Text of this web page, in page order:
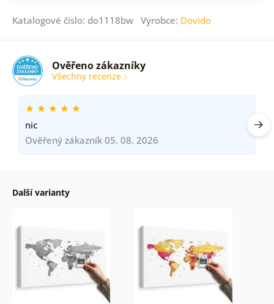
Katalogové číslo: do1118bw Výrobce: Dovido
Ověřeno zákazníky
Všechny recenze
nic
Ověřený zákazník 05. 08. 2026
Další varianty